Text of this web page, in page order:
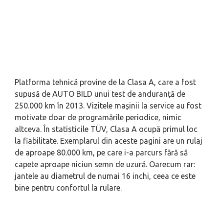
Platforma tehnică provine de la Clasa A, care a fost
supusă de AUTO BILD unui test de anduranță de
250.000 km în 2013. Vizitele mașinii la service au fost
motivate doar de programările periodice, nimic
altceva. În statisticile TÜV, Clasa A ocupă primul loc
la fiabilitate. Exemplarul din aceste pagini are un rulaj
de aproape 80.000 km, pe care i-a parcurs fără să
capete aproape niciun semn de uzură. Oarecum rar:
jantele au diametrul de numai 16 inchi, ceea ce este
bine pentru confortul la rulare.